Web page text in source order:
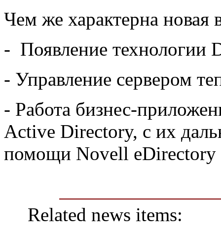
Чем же характерна новая
- Появление технологии
- Управление сервером
- Работа бизнес-
Active Directory, с их
помощи Novell eDirectory
Related news items: